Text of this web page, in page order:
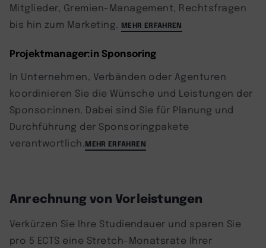
Mitglieder, Gremien-Management, Rechtsfragen
bis hin zum Marketing.
MEHR ERFAHREN
Projektmanager:in Sponsoring
In Unternehmen, Verbänden oder Agenturen
koordinieren Sie die Wünsche und Leistungen der
Sponsor:innen. Dabei sind Sie für Planung und
Durchführung der Sponsoringpakete
verantwortlich. MEHR ERFAHREN
Anrechnung von Vorleistungen
Verkürzen Sie Ihre Studiendauer und sparen Sie
pro 5 ECTS eine Stretch-Monatsrate Ihrer